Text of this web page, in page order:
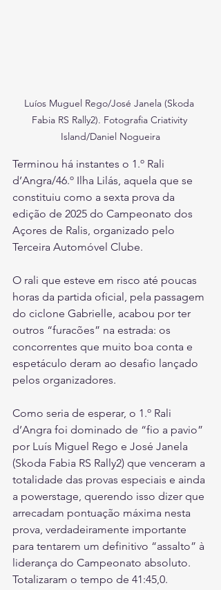
Luíos Muguel Rego/José Janela (Skoda
Fabia RS Rally2). Fotografia Criativity
Island/Daniel Nogueira
Terminou há instantes o 1.º Rali
d’Angra/46.º Ilha Lilás, aquela que se
constituiu como a sexta prova da
edição de 2025 do Campeonato dos
Açores de Ralis, organizado pelo
Terceira Automóvel Clube.
O rali que esteve em risco até poucas
horas da partida oficial, pela passagem
do ciclone Gabrielle, acabou por ter
outros “furacões” na estrada: os
concorrentes que muito boa conta e
espetáculo deram ao desafio lançado
pelos organizadores.
Como seria de esperar, o 1.º Rali
d’Angra foi dominado de “fio a pavio”
por Luís Miguel Rego e José Janela
(Skoda Fabia RS Rally2) que venceram a
totalidade das provas especiais e ainda
a powerstage, querendo isso dizer que
arrecadam pontuação máxima nesta
prova, verdadeiramente importante
para tentarem um definitivo “assalto” à
liderança do Campeonato absoluto.
Totalizaram o tempo de 41:45,0.